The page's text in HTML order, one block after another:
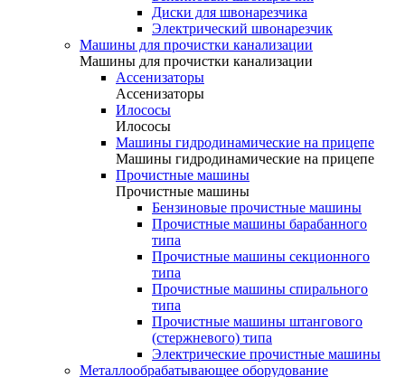
Диски для швонарезчика
Электрический швонарезчик
Машины для прочистки канализации
Машины для прочистки канализации
Ассенизаторы
Ассенизаторы
Илососы
Илососы
Машины гидродинамические на прицепе
Машины гидродинамические на прицепе
Прочистные машины
Прочистные машины
Бензиновые прочистные машины
Прочистные машины барабанного
типа
Прочистные машины секционного
типа
Прочистные машины спирального
типа
Прочистные машины штангового
(стержневого) типа
Электрические прочистные машины
Металлообрабатывающее оборудование